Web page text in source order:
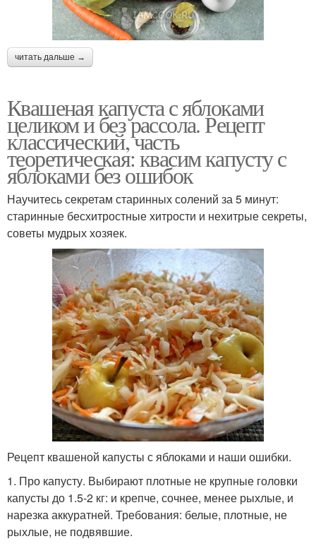
читать дальше →
Квашеная капуста с яблоками
целиком и без рассола. Рецепт
классический, часть
теоретическая: квасим капусту с
яблоками без ошибок
Научитесь секретам старинных солений за 5 минут:
старинные бесхитростные хитрости и нехитрые секреты,
советы мудрых хозяек.
Рецепт квашеной капусты с яблоками и наши ошибки.
1. Про капусту. Выбирают плотные не крупные головки
капусты до 1.5-2 кг: и крепче, сочнее, менее рыхлые, и
нарезка аккуратней. Требования: белые, плотные, не
рыхлые, не подвявшие.